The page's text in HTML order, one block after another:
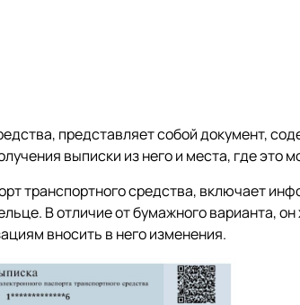
представляет собой документ,
выписки из него и места, где это
средства, включает
В отличие от бумажного варианта,
вносить в него изменения.